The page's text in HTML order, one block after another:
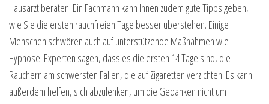
Hausarzt beraten. Ein Fachmann kann Ihnen zudem gute Tipps geben,
wie Sie die ersten rauchfreien Tage besser überstehen. Einige
Menschen schwören auch auf unterstützende Maßnahmen wie
Hypnose. Experten sagen, dass es die ersten 14 Tage sind, die
Rauchern am schwersten Fallen, die auf Zigaretten verzichten. Es kann
außerdem helfen, sich abzulenken, um die Gedanken nicht um